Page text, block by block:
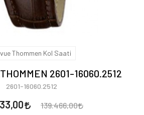
Thommen Kol Saati
2601-16060.2512
2601-16060.2512
139.466,00